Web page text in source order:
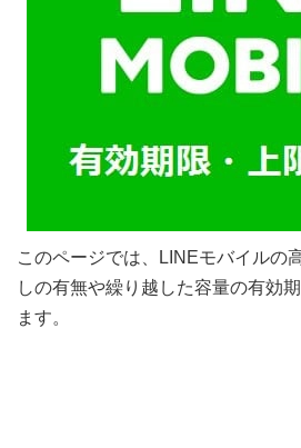
このページでは、LINEモバイルの
しの有無や繰り越した容量の有効
ます。